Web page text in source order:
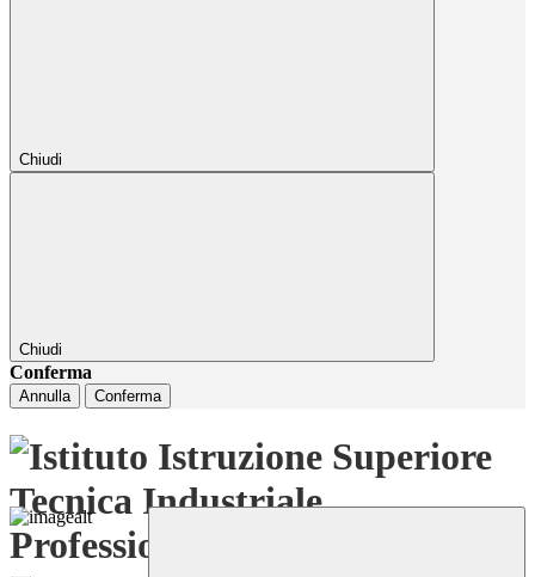
Chiudi
Chiudi
Conferma
Annulla Conferma